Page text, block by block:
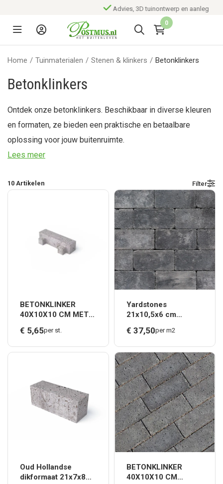
Advies, 3D tuinontwerp en aanleg
0
Home / Tuinmaterialen / Stenen & klinkers / Betonklinkers
Betonklinkers
Ontdek onze betonklinkers. Beschikbaar in diverse kleuren
en formaten, ze bieden een praktische en betaalbare
oplossing voor jouw buitenruimte.
Lees meer
10 Artikelen Filter
BETONKLINKER
40X10X10 CM MET
€ 5,65per st.
Yardstones
21x10,5x6 cm
€ 37,50per m2
Oud Hollandse
dikformaat 21x7x8
BETONKLINKER
40X10X10 CM